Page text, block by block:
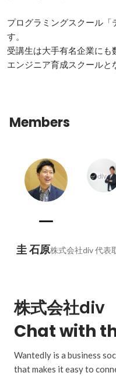
プログラミングスクール「
す。
受講生は大手有名企業に
エンジニア育成スクールと
Members
圭 石原株式会社div 代表
株式会社div
Chat with
Wantedly is a business
that makes it easy to